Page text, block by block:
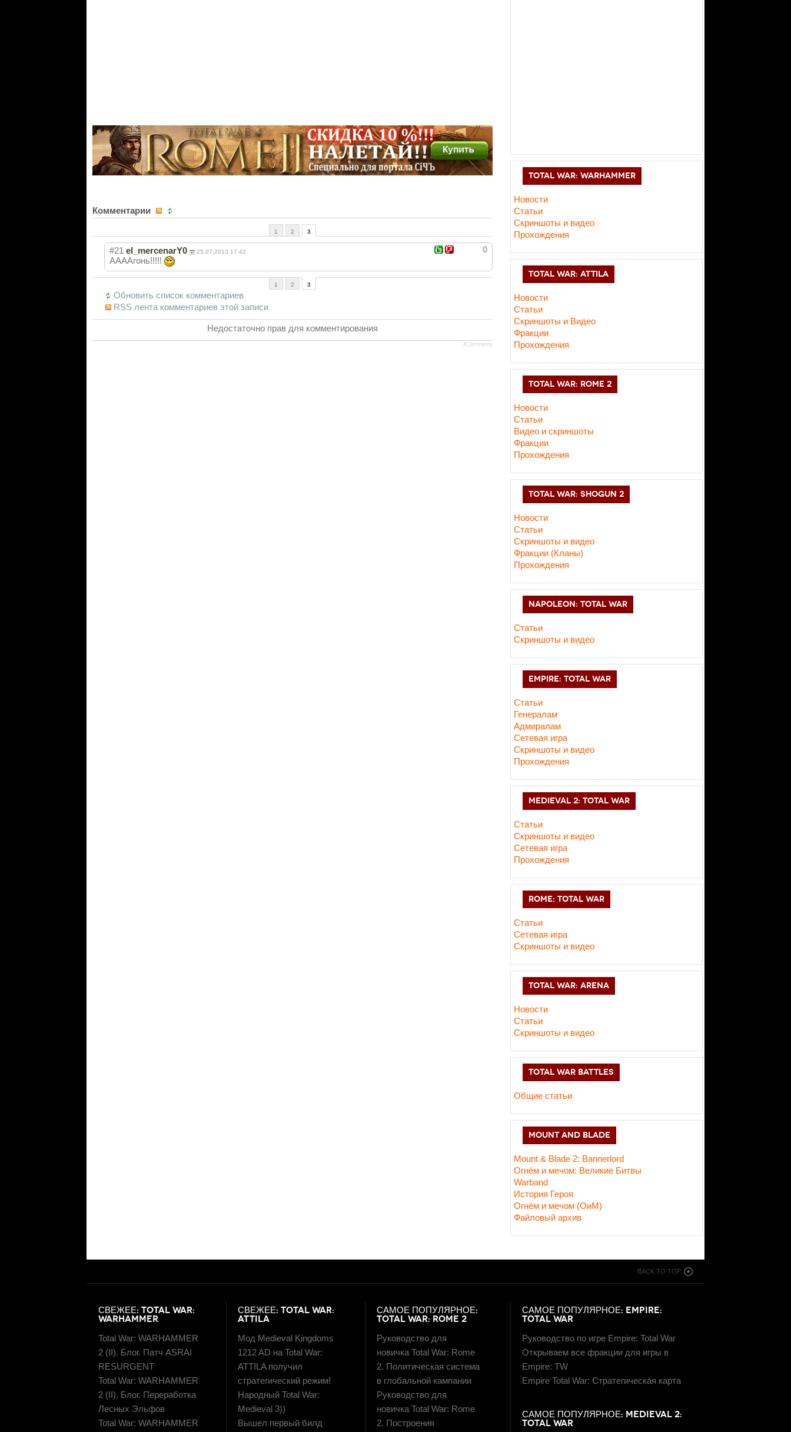
Комментарии
1 2 3
0
#21 el_mercenarY0 25.07.2013 17:42
ААААгонь!!!!!
1 2 3
Обновить список комментариев
RSS лента комментариев этой записи
Недостаточно прав для комментирования
JComments
TOTAL WAR: WARHAMMER
Новости
Статьи
Скриншоты и видео
Прохождения
TOTAL WAR: ATTILA
Новости
Статьи
Скриншоты и Видео
Фракции
Прохождения
TOTAL WAR: ROME 2
Новости
Статьи
Видео и скриншоты
Фракции
Прохождения
TOTAL WAR: SHOGUN 2
Новости
Статьи
Cкриншоты и видео
Фракции (Кланы)
Прохождения
NAPOLEON: TOTAL WAR
Статьи
Скриншоты и видео
EMPIRE: TOTAL WAR
Статьи
Генералам
Адмиралам
Сетевая игра
Скриншоты и видео
Прохождения
MEDIEVAL 2: TOTAL WAR
Статьи
Скриншоты и видео
Сетевая игра
Прохождения
ROME: TOTAL WAR
Статьи
Сетевая игра
Скриншоты и видео
TOTAL WAR: ARENA
Новости
Статьи
Скриншоты и видео
TOTAL WAR BATTLES
Общие статьи
MOUNT AND BLADE
Mount & Blade 2: Bannerlord
Огнём и мечом: Великие Битвы
Warband
История Героя
Огнём и мечом (ОиМ)
Файловый архив
BACK TO TOP
СВЕЖЕЕ: TOTAL WAR:
WARHAMMER
Total War: WARHAMMER
2 (II). Блог. Патч ASRAI
RESURGENT
Total War: WARHAMMER
2 (II). Блог. Переработка
Лесных Эльфов
Total War: WARHAMMER
СВЕЖЕЕ: TOTAL WAR:
ATTILA
Мод Medieval Kingdoms
1212 AD на Total War:
ATTILA получил
стратегический режим!
Народный Total War:
Medieval 3))
Вышел первый билд
САМОЕ ПОПУЛЯРНОЕ:
TOTAL WAR: ROME 2
Руководство для
новичка Total War: Rome
2. Политическая система
в глобальной кампании
Руководство для
новичка Total War: Rome
2. Построения
САМОЕ ПОПУЛЯРНОЕ: EMPIRE:
TOTAL WAR
Руководство по игре Empire: Total War
Открываем все фракции для игры в
Empire: TW
Empire Total War: Стратегическая карта
САМОЕ ПОПУЛЯРНОЕ: MEDIEVAL 2:
TOTAL WAR